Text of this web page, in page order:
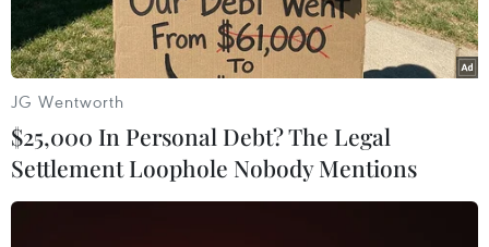
#SARS-CoV-2 #Kim Jong-un
#Dịch bệnh
JG Wentworth
$25,000 In Personal Debt? The Legal
Settlement Loophole Nobody Mentions